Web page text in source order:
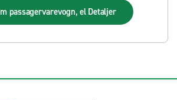
passagervarevogn, el Detaljer